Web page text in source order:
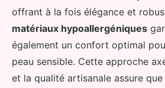
offrant à la fois élégance et
matériaux hypoallergéniques
également un confort optimal
peau sensible. Cette approche
et la qualité artisanale assure